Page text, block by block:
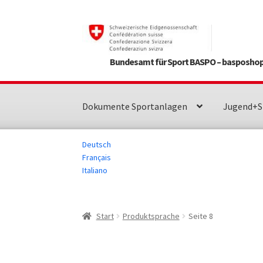
Zur
Navigation
springen
Zum
springenBundesamt für Sport BASPO –
Dokumente Sportanlagen
Deutsch
Français
Italiano
Start Produktsprache Seite 8